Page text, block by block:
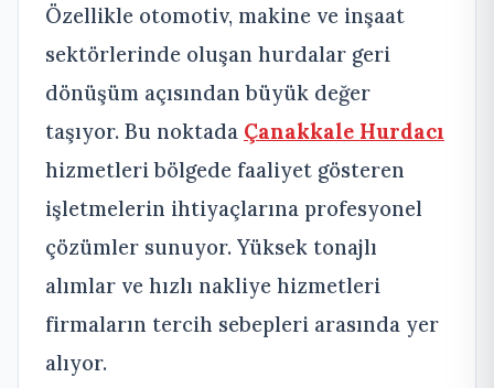
Özellikle otomotiv, makine ve inşaat
sektörlerinde oluşan hurdalar geri
dönüşüm açısından büyük değer
taşıyor. Bu noktada Çanakkale Hurdacı
hizmetleri bölgede faaliyet gösteren
işletmelerin ihtiyaçlarına profesyonel
çözümler sunuyor. Yüksek tonajlı
alımlar ve hızlı nakliye hizmetleri
firmaların tercih sebepleri arasında yer
alıyor.